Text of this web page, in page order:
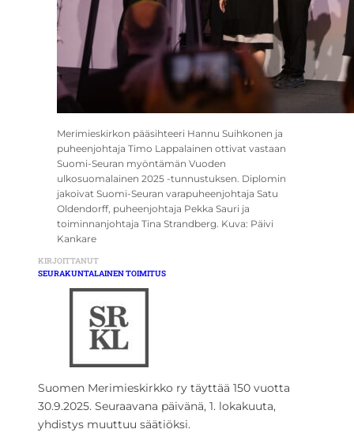
Merimieskirkon pääsihteeri Hannu Suihkonen ja
puheenjohtaja Timo Lappalainen ottivat vastaan
Suomi-Seuran myöntämän Vuoden
ulkosuomalainen 2025 -tunnustuksen. Diplomin
jakoivat Suomi-Seuran varapuheenjohtaja Satu
Oldendorff, puheenjohtaja Pekka Sauri ja
toiminnanjohtaja Tina Strandberg. Kuva: Päivi
Kankare
KIRJOITTANUT
SEURAKUNTALAINEN TOIMITUS
Suomen Merimieskirkko ry täyttää 150 vuotta
30.9.2025. Seuraavana päivänä, 1. lokakuuta,
yhdistys muuttuu säätiöksi.